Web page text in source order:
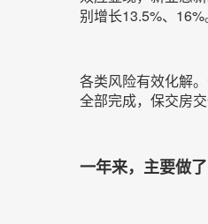
别增长13.5%、16%
各类风险有效化解
全部完成，保交房
一年来，主要做了